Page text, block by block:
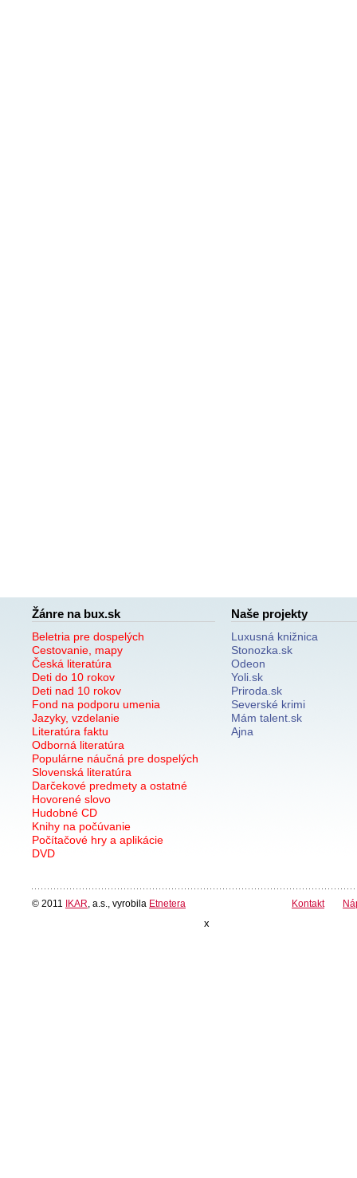
Žánre na bux.sk
Beletria pre dospelých
Cestovanie, mapy
Česká literatúra
Deti do 10 rokov
Deti nad 10 rokov
Fond na podporu umenia
Jazyky, vzdelanie
Literatúra faktu
Odborná literatúra
Populárne náučná pre dospelých
Slovenská literatúra
Darčekové predmety a ostatné
Hovorené slovo
Hudobné CD
Knihy na počúvanie
Počítačové hry a aplikácie
DVD
Naše projekty
Luxusná knižnica
Stonozka.sk
Odeon
Yoli.sk
Priroda.sk
Severské krimi
Mám talent.sk
Ajna
© 2011 IKAR , a.s., vyrobila Etnetera Kontakt
x